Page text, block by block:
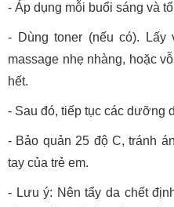
- Áp dụng mỗi buổi sáng và
- Dùng toner (nếu có). Lấy
massage nhẹ nhàng, hoặc
hết.
- Sau đó, tiếp tục các dưỡng
- Bảo quản 25 độ C, tránh
tay của trẻ em.
- Lưu ý: Nên tẩy da chết